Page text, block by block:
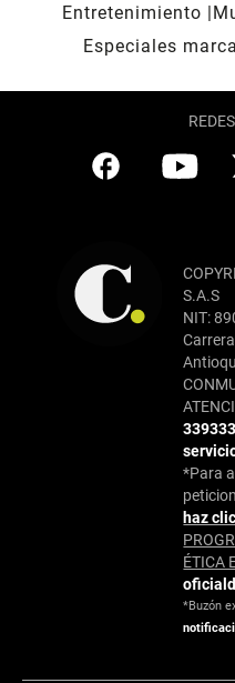
Entretenimiento
Especiales
S.A.S
NIT:
*Para
haz
ÉTICA
*Buzón